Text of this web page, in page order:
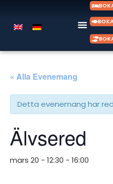
« Alla Evenemang
Detta evenemang har
Älvsered
mars 20 - 12:30 - 16:00